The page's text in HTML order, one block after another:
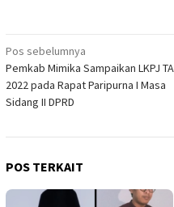
Navigasi
pos
Pos sebelumnya
Pemkab Mimika Sampaikan LKPJ TA
2022 pada Rapat Paripurna I Masa
Sidang II DPRD
POS TERKAIT